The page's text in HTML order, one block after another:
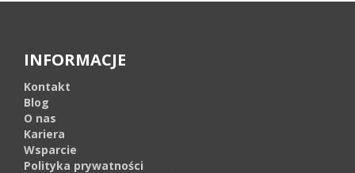
INFORMACJE
Kontakt
Blog
O nas
Kariera
Wsparcie
Polityka prywatności